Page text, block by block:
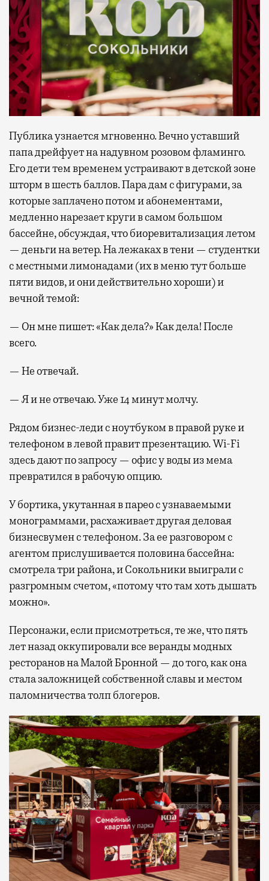
Публика узнается мгновенно. Вечно уставший
папа дрейфует на надувном розовом фламинго.
Его дети тем временем устраивают в детской зоне
шторм в шесть баллов. Пара дам с фигурами, за
которые заплачено потом и абонементами,
медленно нарезает круги в самом большом
бассейне, обсуждая, что биоревитализация летом
— деньги на ветер. На лежаках в тени — студентки
с местными лимонадами (их в меню тут больше
пяти видов, и они действительно хороши) и
вечной темой:
— Он мне пишет: «Как дела?» Как дела! После
всего.
— Не отвечай.
— Я и не отвечаю. Уже 14 минут молчу.
Рядом бизнес-леди с ноутбуком в правой руке и
телефоном в левой правит презентацию. Wi-Fi
здесь дают по запросу — офис у воды из мема
превратился в рабочую опцию.
У бортика, укутанная в парео с узнаваемыми
монограммами, расхаживает другая деловая
бизнесвумен с телефоном. За ее разговором с
агентом прислушивается половина бассейна:
смотрела три района, и Сокольники выиграли с
разгромным счетом, «потому что там хоть дышать
можно».
Персонажи, если присмотреться, те же, что пять
лет назад оккупировали все веранды модных
ресторанов на Малой Бронной — до того, как она
стала заложницей собственной славы и местом
паломничества толп блогеров.